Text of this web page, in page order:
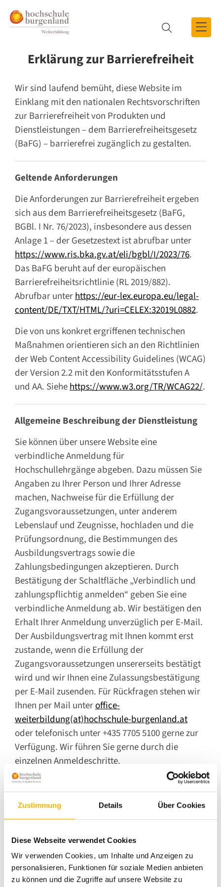
Zustimmung Details Über Cookies
Diese Webseite verwendet Cookies
Wir verwenden Cookies, um Inhalte und Anzeigen zu
personalisieren, Funktionen für soziale Medien anbieten
zu können und die Zugriffe auf unsere Website zu
Suche
Erklärung zur Barrierefreiheit
Wir sind laufend bemüht, diese Website im
Einklang mit den nationalen Rechtsvorschriften
zur Barrierefreiheit von Produkten und
Dienstleistungen – dem Barrierefreiheitsgesetz
(BaFG) – barrierefrei zugänglich zu gestalten.
Geltende Anforderungen
Die Anforderungen zur Barrierefreiheit ergeben
sich aus dem Barrierefreiheitsgesetz (BaFG,
BGBl. I Nr. 76/2023), insbesondere aus dessen
Anlage 1 – der Gesetzestext ist abrufbar unter
https://www.ris.bka.gv.at/eli/bgbl/I/2023/76.
Das BaFG beruht auf der europäischen
Barrierefreiheitsrichtlinie (RL 2019/882).
Abrufbar unterhttps://eur-lex.europa.eu/legal-
content/DE/TXT/HTML/?uri=CELEX:32019L0882.
Die von uns konkret ergriffenen technischen
Maßnahmen orientieren sich an den Richtlinien
der Web Content Accessibility Guidelines (WCAG)
der Version 2.2 mit den Konformitätsstufen A
und AA. Siehehttps://www.w3.org/TR/WCAG22/.
Allgemeine Beschreibung der Dienstleistung
Sie können über unsere Website eine
verbindliche Anmeldung für
Hochschullehrgänge abgeben. Dazu müssen Sie
Angaben zu Ihrer Person und Ihrer Adresse
machen, Nachweise für die Erfüllung der
Zugangsvoraussetzungen, unter anderem
Lebenslauf und Zeugnisse, hochladen und die
Prüfungsordnung, die Bestimmungen des
Ausbildungsvertrags sowie die
Zahlungsbedingungen akzeptieren. Durch
Bestätigung der Schaltfläche „Verbindlich und
zahlungspflichtig anmelden“ geben Sie eine
verbindliche Anmeldung ab. Wir bestätigen den
Erhalt Ihrer Anmeldung unverzüglich per E-Mail.
Der Ausbildungsvertrag mit Ihnen kommt erst
zustande, wenn die Erfüllung der
Zugangsvoraussetzungen unsererseits bestätigt
wird und wir Ihnen eine Zulassungsbestätigung
per E-Mail zusenden. Für Rückfragen stehen wir
Ihnen per Mail unteroffice-
weiterbildung(at)hochschule-burgenland.at
oder telefonisch unter +435 7705 5100 gerne zur
Verfügung. Wir führen Sie gerne durch die
einzelnen Anmeldeschritte.
Erfüllung der Barrierefreiheitsanforderungen
Diese Website ist nach den oben genannten
Insbesondere sind die Anmeldeschritte über
mehr als einen sensorischen Kanal zugänglich.
Wir bieten alle nicht textlichen Inhalte, wie Bilder